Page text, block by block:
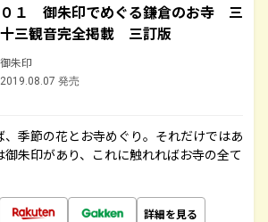
０１ 御朱印でめぐる鎌倉のお寺 三
十三観音完全掲載 三訂版
御朱印
2019.08.07 発売
季節の花とお寺めぐり。それだけではあ
御朱印があり、これに触れればお寺の全て
詳細を見る